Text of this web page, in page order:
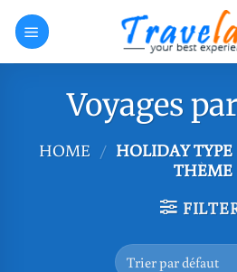
Skip
content
Voyages
HOME / HOLIDAY TYPE
THÈME